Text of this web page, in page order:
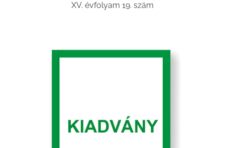
XV. évfolyam 19. szám